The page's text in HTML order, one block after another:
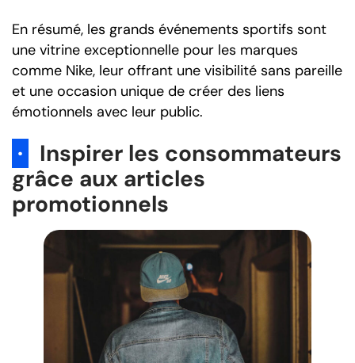
En résumé, les grands événements sportifs sont
une vitrine exceptionnelle pour les marques
comme Nike, leur offrant une visibilité sans pareille
et une occasion unique de créer des liens
émotionnels avec leur public.
·
Inspirer les consommateurs
grâce aux articles
promotionnels